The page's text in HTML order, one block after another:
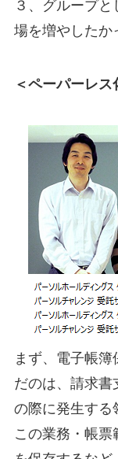
３、グループ
場を増やしたか
＜ペーパーレス
まず、電子帳
だのは、請求書
の際に発生する
この業務・帳